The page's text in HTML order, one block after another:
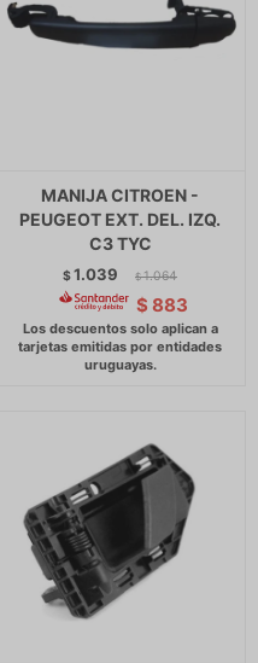
MANIJA CITROEN -
PEUGEOT EXT. DEL. IZQ.
C3 TYC
$1.039 $ 1.064
$ 883